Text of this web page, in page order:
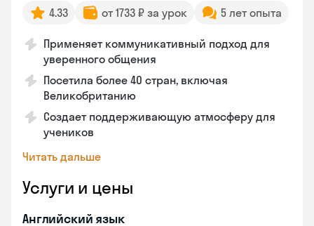
4.33 от 1733 ₽ за урок 5 лет опыта
Применяет коммуникативный подход для
уверенного общения
Посетила более 40 стран, включая
Великобританию
Создает поддерживающую атмосферу для
учеников
Читать дальше
Услуги и цены
Английский язык